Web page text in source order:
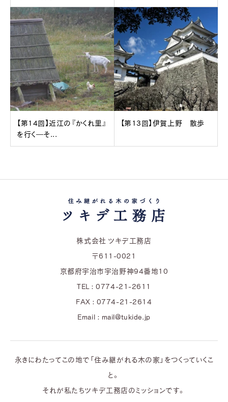
【第14回】近江の『かくれ里』
を行く―そ...
【第13回】伊賀上野 散歩
株式会社 ツキデ工務店
〒611-0021
京都府宇治市宇治野神94番地10
TEL : 0774-21-2611
FAX : 0774-21-2614
Email : mail@tukide.jp
永きにわたってこの地で「住み継がれる木の家」をつくっていくこ
と。
それが私たちツキデ工務店のミッションです。